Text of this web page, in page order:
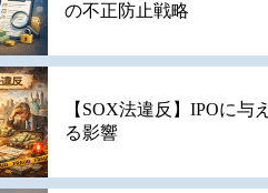
の不正防止戦略
【SOX法違反】IPOに与え
る影響